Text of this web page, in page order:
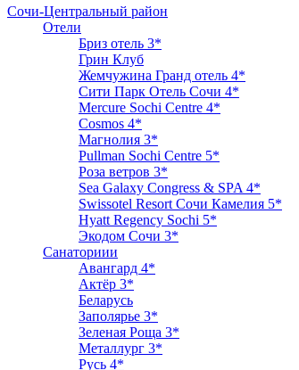
Сочи-Центральный район
Отели
Бриз отель 3*
Грин Клуб
Жемчужина Гранд отель 4*
Сити Парк Отель Сочи 4*
Mercure Sochi Centre 4*
Cosmos 4*
Магнолия 3*
Pullman Sochi Сеntre 5*
Роза ветров 3*
Sea Galaxy Congress & SPA 4*
Swissotel Resort Сочи Камелия 5*
Hyatt Regency Sochi 5*
Экодом Сочи 3*
Санаториии
Авангард 4*
Актёр 3*
Беларусь
Заполярье 3*
Зеленая Роща 3*
Металлург 3*
Русь 4*